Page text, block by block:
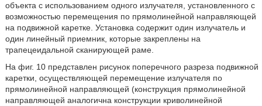
объекта с использованием одного излучателя, установленного с
возможностью перемещения по прямолинейной направляющей
на подвижной каретке. Установка содержит один излучатель и
один линейный приемник, которые закреплены на
трапецеидальной сканирующей раме.
На фиг. 10 представлен рисунок поперечного разреза подвижной
каретки, осуществляющей перемещение излучателя по
прямолинейной направляющей (конструкция прямолинейной
направляющей аналогична конструкции криволинейной